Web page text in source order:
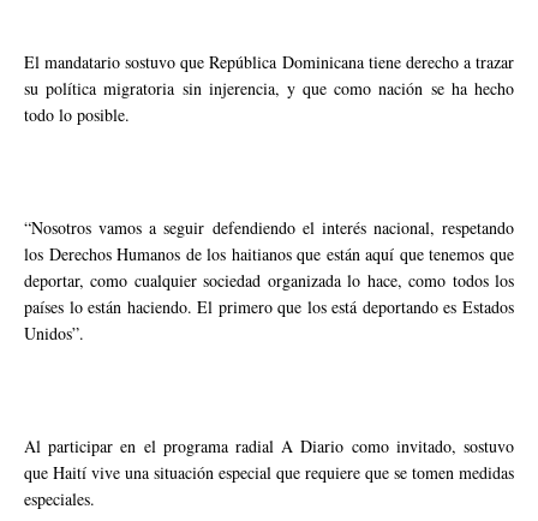
El mandatario sostuvo que República Dominicana tiene derecho a trazar
su política migratoria sin injerencia, y que como nación se ha hecho
todo lo posible.
“Nosotros vamos a seguir defendiendo el interés nacional, respetando
los Derechos Humanos de los haitianos que están aquí que tenemos que
deportar, como cualquier sociedad organizada lo hace, como todos los
países lo están haciendo. El primero que los está deportando es Estados
Unidos”.
Al participar en el programa radial A Diario como invitado, sostuvo
que Haití vive una situación especial que requiere que se tomen medidas
especiales.